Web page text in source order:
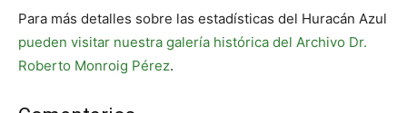
Para más detalles sobre las estadísticas del Huracán Azul
pueden visitar nuestra galería histórica del Archivo Dr.
Roberto Monroig Pérez.